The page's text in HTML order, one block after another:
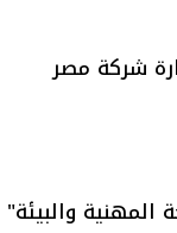
شركة مصر
والبيئة"